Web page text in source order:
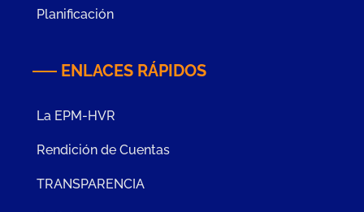
Planificación
ENLACES RÁPIDOS
La EPM-HVR
Rendición de Cuentas
TRANSPARENCIA